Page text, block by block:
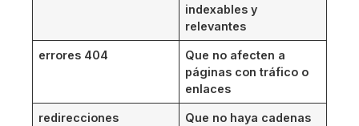
indexables y
relevantes
errores 404
Que no afecten a
páginas con tráfico o
enlaces
redirecciones
Que no haya cadenas